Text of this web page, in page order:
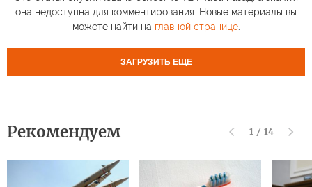
она недоступна для комментирования. Новые материалы вы
можете найти на главной странице.
ЗАГРУЗИТЬ ЕЩЕ
Рекомендуем 1 / 14